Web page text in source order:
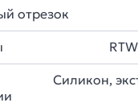
отрезок
Силикон,